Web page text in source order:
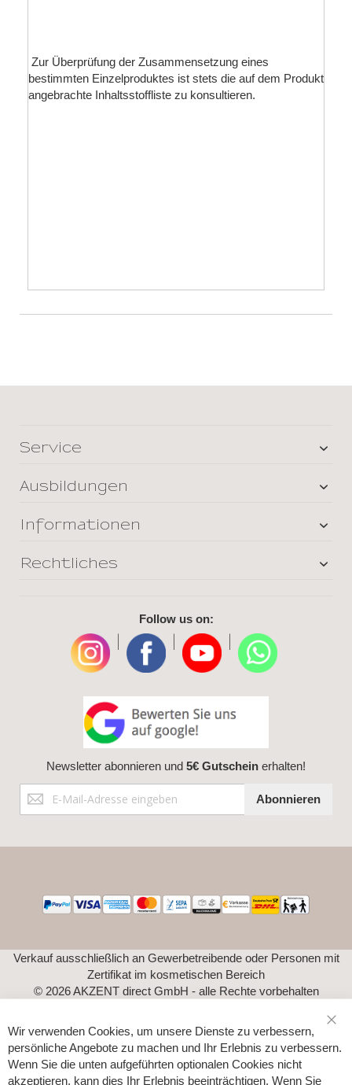
Zur Überprüfung der Zusammensetzung eines
bestimmten Einzelproduktes ist stets die auf dem Produkt
angebrachte Inhaltsstoffliste zu konsultieren.
Service
Ausbildungen
Informationen
Rechtliches
Follow us on:
Newsletter abonnieren und 5€ Gutschein erhalten!
Anmeldung
zum
Abonnieren
Verkauf ausschließlich an Gewerbetreibende oder Personen mit
Zertifikat im kosmetischen Bereich
© 2026 AKZENT direct GmbH - alle Rechte vorbehalten
Wir verwenden Cookies, um unsere Dienste zu verbessern,
persönliche Angebote zu machen und Ihr Erlebnis zu verbessern.
Wenn Sie die unten aufgeführten optionalen Cookies nicht
akzeptieren, kann dies Ihr Erlebnis beeinträchtigen. Wenn Sie